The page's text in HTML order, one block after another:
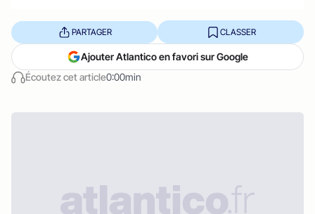
Écoutez cet article0:00min
PARTAGER CLASSER
Ajouter Atlantico en favori sur Google